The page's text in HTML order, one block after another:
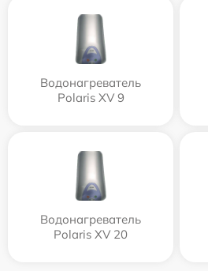
Водонагреватель
Polaris XV 9
Водонагреватель
Polaris XV 20